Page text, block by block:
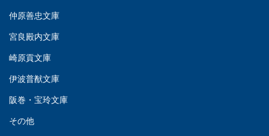
ー
シ
ョ
ン
ッ
タ
(Left)
仲原善忠文庫
文
(Middle)
宮良殿内文庫
崎原貢文庫
伊波普猷文庫
文
庫
阪巻・宝玲文庫
その他